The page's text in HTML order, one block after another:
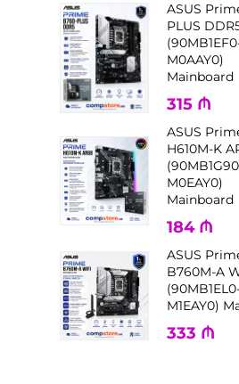
ASUS
PLUS
M0AAY0)
Mainboard
315 ₼
ASUS
H610M-K
M0EAY0)
Mainboard
184 ₼
ASUS
B760M-A
M1EAY0)
333 ₼